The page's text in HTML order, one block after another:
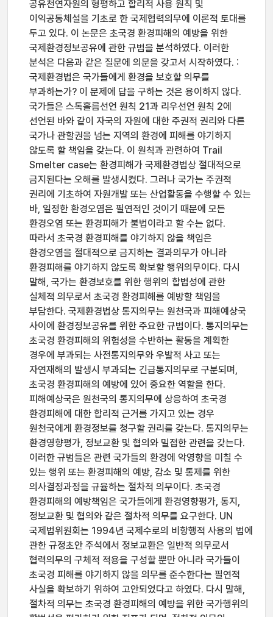
공유천연자원의 형평하고 합리적 사용 원칙 및
이익공동체설을 기초로 한 국제협력의무에 이론적 토대를
두고 있다. 이 논문은 초국경 환경피해의 예방을 위한
국제환경정보공유에 관한 규범을 분석하였다. 이러한
분석은 다음과 같은 질문에 의문을 갖고서 시작하였다. :
국제환경법은 국가들에게 환경을 보호할 의무를
부과하는가? 이 문제에 답을 구하는 것은 용이하지 않다.
국가들은 스톡홀름선언 원칙 21과 리우선언 원칙 2에
선언된 바와 같이 자국의 자원에 대한 주권적 권리와 다른
국가나 관할권을 넘는 지역의 환경에 피해를 야기하지
않도록 할 책임을 갖는다. 이 원칙과 관련하여 Trail
Smelter case는 환경피해가 국제환경법상 절대적으로
금지된다는 오해를 발생시켰다. 그러나 국가는 주권적
권리에 기초하여 자원개발 또는 산업활동을 수행할 수 있는
바, 일정한 환경오염은 필연적인 것이기 때문에 모든
환경오염 또는 환경피해가 불법이라고 할 수는 없다.
따라서 초국경 환경피해를 야기하지 않을 책임은
환경오염을 절대적으로 금지하는 결과의무가 아니라
환경피해를 야기하지 않도록 확보할 행위의무이다. 다시
말해, 국가는 환경보호를 위한 행위의 합법성에 관한
실체적 의무로서 초국경 환경피해를 예방할 책임을
부담한다. 국제환경법상 통지의무는 원천국과 피해예상국
사이에 환경정보공유를 위한 주요한 규범이다. 통지의무는
초국경 환경피해의 위험성을 수반하는 활동을 계획한
경우에 부과되는 사전통지의무와 우발적 사고 또는
자연재해의 발생시 부과되는 긴급통지의무로 구분되며,
초국경 환경피해의 예방에 있어 중요한 역할을 한다.
피해예상국은 원천국의 통지의무에 상응하여 초국경
환경피해에 대한 합리적 근거를 가지고 있는 경우
원천국에게 환경정보를 청구할 권리를 갖는다. 통지의무는
환경영향평가, 정보교환 및 협의와 밀접한 관련을 갖는다.
이러한 규범들은 관련 국가들의 환경에 악영향을 미칠 수
있는 행위 또는 환경피해의 예방, 감소 및 통제를 위한
의사결정과정을 규율하는 절차적 의무이다. 초국경
환경피해의 예방책임은 국가들에게 환경영향평가, 통지,
정보교환 및 협의와 같은 절차적 의무를 요구한다. UN
국제법위원회는 1994년 국제수로의 비항행적 사용의 법에
관한 규정초안 주석에서 정보교환은 일반적 의무로서
협력의무의 구체적 적용을 구성할 뿐만 아니라 국가들이
초국경 피해를 야기하지 않을 의무를 준수한다는 필연적
사실을 확보하기 위하여 고안되었다고 하였다. 다시 말해,
절차적 의무는 초국경 환경피해의 예방을 위한 국가행위의